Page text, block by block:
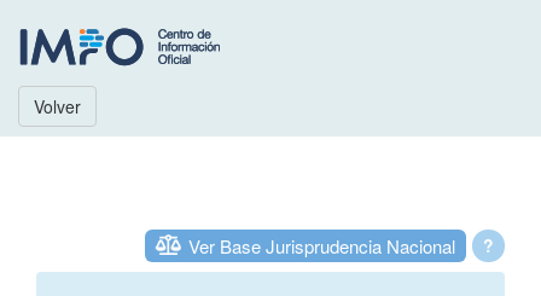
Volver
?
Ver Base Jurisprudencia Nacional